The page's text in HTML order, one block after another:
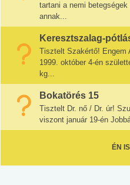
tartani a nemi betegségek
annak...
Keresztszalag-
Tisztelt Szakértő! Engem
1999. október 4-én
kg...
Bokatörés 15
Tisztelt Dr. nő / Dr. úr!
viszont január 19-én
ÉN